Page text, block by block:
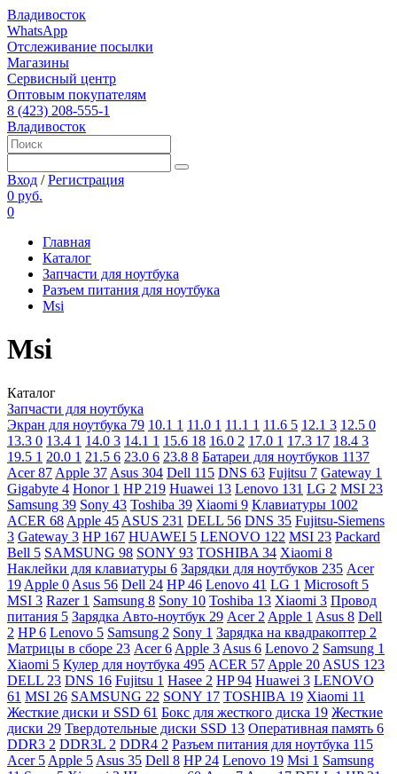
Владивосток
WhatsApp
Отслеживание посылки
Магазины
Сервисный центр
Оптовым покупателям
8 (423) 208-555-1
Владивосток
Вход /Регистрация
0 руб.
0
Главная
Каталог
Запчасти для ноутбука
Разъем питания для ноутбука
Msi
Msi
Каталог
Запчасти для ноутбука
Экран для ноутбука 79 10.1 1 11.0 1 11.1 1 11.6 5 12.1 3 12.5 0
13.3 0 13.4 1 14.0 3 14.1 1 15.6 18 16.0 2 17.0 1 17.3 17 18.4 3
19.5 1 20.0 1 21.5 6 23.0 6 23.8 8 Батареи для ноутбуков 1137
Acer87 Apple 37 Asus 304 Dell 115 DNS 63 Fujitsu 7 Gateway 1
Gigabyte 4 Honor 1 HP 219 Huawei 13 Lenovo 131 LG 2 MSI 23
Samsung 39 Sony 43 Toshiba 39 Xiaomi 9 Клавиатуры 1002
ACER 68 Apple 45 ASUS 231 DELL 56 DNS 35 Fujitsu-Siemens
3 Gateway 3 HP 167 HUAWEI 5 LENOVO 122 MSI 23 Packard
Bell 5 SAMSUNG 98 SONY 93 TOSHIBA 34 Xiaomi 8
Наклейки для клавиатуры 6 Зарядки для ноутбуков 235 Acer
19 Apple 0 Asus 56 Dell 24 HP46 Lenovo 41 LG 1 Microsoft 5
MSI 3 Razer 1 Samsung 8 Sony 10 Toshiba 13 Xiaomi 3 Провод
питания 5 Зарядка Авто-ноутбук 29 Acer 2 Apple 1 Asus 8 Dell
2 HP6 Lenovo 5 Samsung 2 Sony 1 Зарядка на квадракоптер 2
Матрицы в сборе 23 Acer6 Apple 3 Asus 6 Lenovo 2 Samsung 1
Xiaomi 5 Кулер для ноутбука 495 ACER 57 Apple 20 ASUS 123
DELL 23 DNS 16 Fujitsu 1 Hasee 2 HP94 Huawei 3 LENOVO
61 MSI 26 SAMSUNG 22 SONY 17 TOSHIBA 19 Xiaomi 11
Жесткие диски и SSD 61 Бокс для жесткого диска 19 Жесткие
диски 29 Твердотельные диски SSD 13 Оперативная память 6
DDR3 2 DDR3L 2 DDR4 2 Разъем питания для ноутбука 115
Acer 5 Apple 5 Asus 35 Dell 8 HP 24 Lenovo 19 Msi 1 Samsung